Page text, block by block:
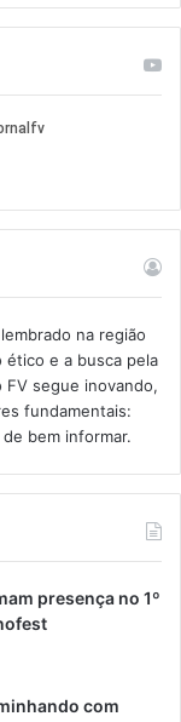
na região
ético e a busca pela
segue inovando,
fundamentais:
bem informar.​
presença no 1º
com